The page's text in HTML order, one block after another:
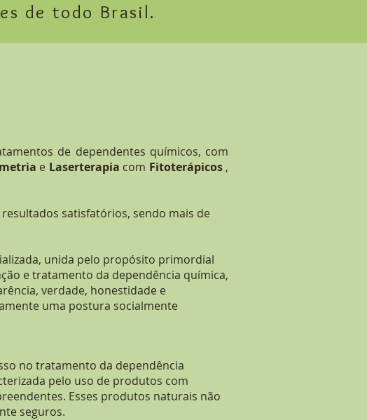
de todo Brasil.
de dependentes químicos, com
e Laserterapia com Fitoterápicos,
satisfatórios, sendo mais de
unida pelo propósito primordial
e tratamento da dependência química,
verdade, honestidade e
uma postura socialmente
no tratamento da dependência
pelo uso de produtos com
Esses produtos naturais não
seguros.